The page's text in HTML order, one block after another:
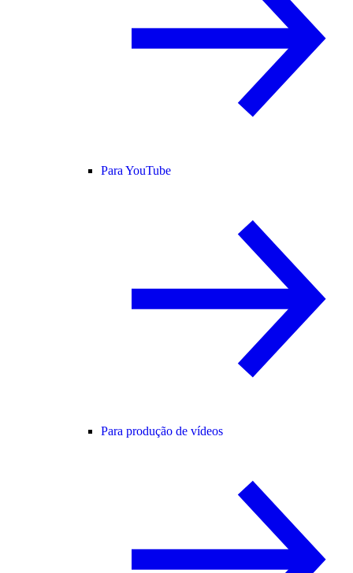
Para YouTube
Para produção de vídeos